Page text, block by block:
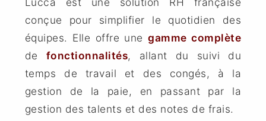
conçue pour simplifier le quotidien des
équipes. Elle offre unegamme complète
de fonctionnalités, allant du suivi du
temps de travail et des congés, à la
gestion de la paie, en passant par la
gestion des talents et des notes de frais.